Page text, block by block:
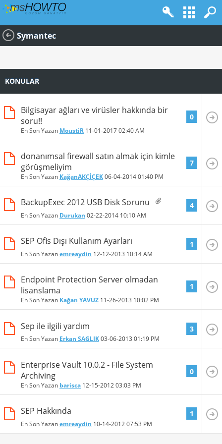
Symantec
KONULAR
Bilgisayar ağları ve virüsler hakkında bir
soru!!
En Son Yazan MoustiR 11-01-201702:40 AM
0
donanımsal firewall satın almak için kimle
görüşmeliyim
En Son Yazan KağanAKÇİÇEK06-04-201401:40 PM
7
BackupExec 2012 USB Disk Sorunu
En Son Yazan Durukan 02-22-2014 10:10 AM
4
SEP Ofis Dışı Kullanım Ayarları
En Son Yazanemreaydin 12-12-2013 10:14 AM
1
Endpoint Protection Server olmadan
lisanslama
En Son Yazan Kağan YAVUZ 11-26-2013 10:02 PM
1
Sep ile ilgili yardım
En Son Yazan Erkan SAGLIK03-06-2013 01:19 PM
3
Enterprise Vault 10.0.2 - File System
Archiving
En Son Yazan barisca 12-15-201203:03 PM
0
SEP Hakkında
En Son Yazanemreaydin 10-14-201207:53 PM
1